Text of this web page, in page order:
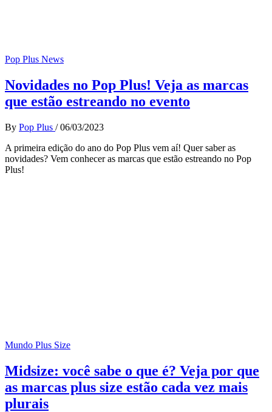
Pop Plus News
Novidades no Pop Plus! Veja as marcas
que estão estreando no evento
By Pop Plus / 06/03/2023
A primeira edição do ano do Pop Plus vem aí! Quer saber as
novidades? Vem conhecer as marcas que estão estreando no Pop
Plus!
Mundo Plus Size
Midsize: você sabe o que é? Veja por que
as marcas plus size estão cada vez mais
plurais